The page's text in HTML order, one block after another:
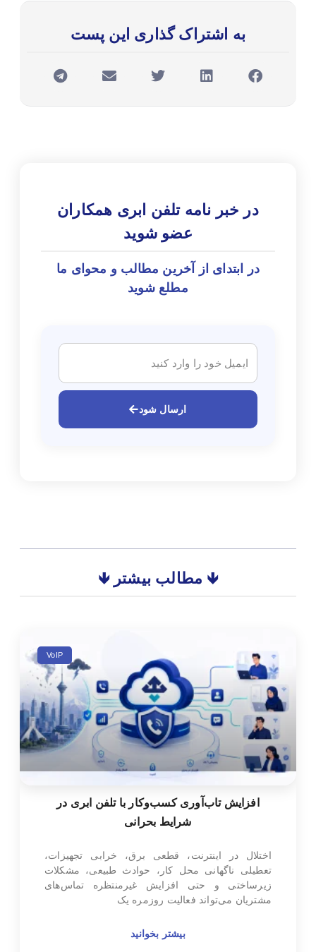
به اشتراک گذاری این پست
در خبر نامه تلفن ابری همکاران
عضو شوید
در ابتدای از آخرین مطالب و محوای ما
مطلع شوید
ارسال شود
🡻 مطالب بیشتر 🡻
VoIP
افزایش تاب‌آوری کسب‌وکار با تلفن ابری در
شرایط بحرانی
اختلال در اینترنت، قطعی برق، خرابی تجهیزات،
تعطیلی ناگهانی محل کار، حوادث طبیعی، مشکلات
زیرساختی و حتی افزایش غیرمنتظره تماس‌های
مشتریان می‌تواند فعالیت روزمره یک
بیشتر بخوانید